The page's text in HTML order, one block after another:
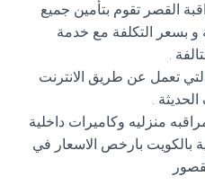
القصر تقوم بتأمين جميع
و بسعر التكلفة مع خدمة
.
تعمل عن طريق الانترنت
.
منزليه وكاميرات داخلية
بالكويت بارخص الاسعار في